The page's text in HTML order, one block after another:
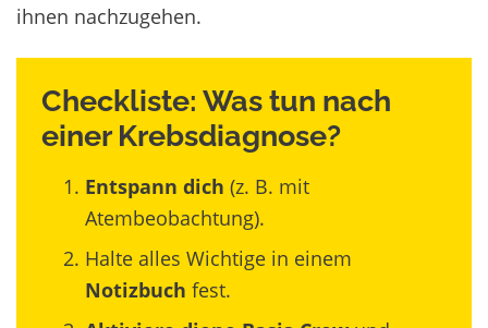
ihnen nachzugehen.
Checkliste: Was tun nach
einer Krebsdiagnose?
Entspann dich (z. B. mit
Atembeobachtung).
Halte alles Wichtige in einem
Notizbuch fest.